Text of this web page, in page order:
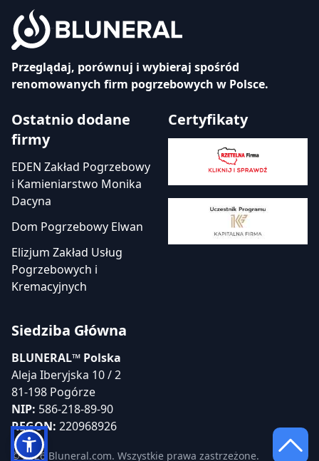
Przeglądaj, porównuj i wybieraj spośród
renomowanych firm pogrzebowych w Polsce.
Ostatnio dodane
firmy
EDEN Zakład Pogrzebowy
i Kamieniarstwo Monika
Dacyna
Dom Pogrzebowy Elwan
Elizjum Zakład Usług
Pogrzebowych i
Kremacyjnych
Certyfikaty
Siedziba Główna
BLUNERAL™ Polska
Aleja Iberyjska 10 / 2
81-198 Pogórze
NIP: 586-218-89-90
REGON: 220968926
© 2026 Bluneral.com. Wszystkie prawa zastrzeżone.